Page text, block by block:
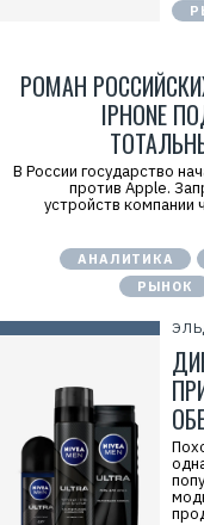
РОМАН
IPHONE
В России государство
против Apple.
устройств компании
АНАЛИТИКА
РЫНОК